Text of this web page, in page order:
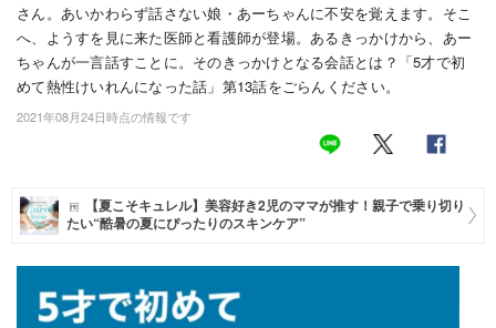
赤ちゃん・育児
子育て・家族
病院
お仕事
マネー
さん。あいかわらず話さない娘・あーちゃんに不安を覚えます。そこ
へ、ようすを見に来た医師と看護師が登場。あるきっかけから、あー
ちゃんが一言話すことに。そのきっかけとなる会話とは？「5才で初
めて熱性けいれんになった話」第13話をごらんください。
2021年08月24日時点の情報です
【夏こそキュレル】美容好き2児のママが推す！親子で乗り切り
たい“酷暑の夏にぴったりのスキンケア”